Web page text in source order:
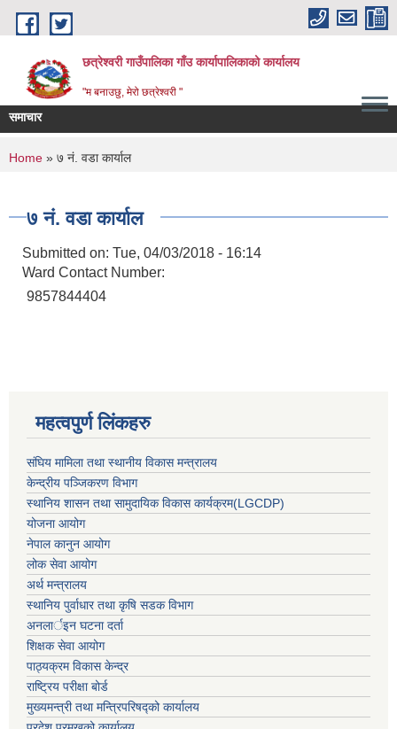
Skip to main content
छत्रेश्वरी गाउँपालिका गाँउ कार्यापालिकाको कार्यालय
"म बनाउछु, मेरो छत्रेश्वरी "
समाचार
You are here
Home » ७ नं. वडा कार्याल
७ नं. वडा कार्याल
Submitted on: Tue, 04/03/2018 - 16:14
Ward Contact Number:
9857844404
महत्वपुर्ण लिंकहरु
संघिय मामिला तथा स्थानीय विकास मन्त्रालय
केन्द्रीय पञ्जिकरण विभाग
स्थानिय शासन तथा सामुदायिक विकास कार्यक्रम(LGCDP)
योजना आयोग
नेपाल कानुन आयोग
लोक सेवा आयोग
अर्थ मन्त्रालय
स्थानिय पुर्वाधार तथा कृषि सडक विभाग
अनलार्इन घटना दर्ता
शिक्षक सेवा आयोग
पाठ्यक्रम विकास केन्द्र
राष्ट्रिय परीक्षा बोर्ड
मुख्यमन्त्री तथा मन्त्रिपरिषद्को कार्यालय